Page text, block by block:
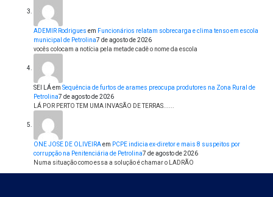
ADEMIR Rodrigues em Funcionários relatam sobrecarga e clima tenso em escola
municipal de Petrolina7 de agosto de 2026
vocês colocam a notícia pela metade cadê o nome da escola
SEI LÁem Sequência de furtos de arames preocupa produtores na Zona Rural de
Petrolina7 de agosto de 2026
LÁ POR PERTO TEM UMA INVASÃO DE TERRAS......
ONE JOSE DE OLIVEIRAem PCPE indicia ex-diretor e mais 8 suspeitos por
corrupção na Penitenciária de Petrolina7 de agosto de 2026
Numa situação como essa a solução é chamar o LADRÃO